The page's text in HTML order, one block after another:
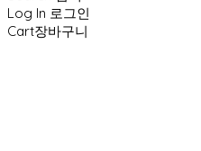
Log In 로그인
Cart장바구니